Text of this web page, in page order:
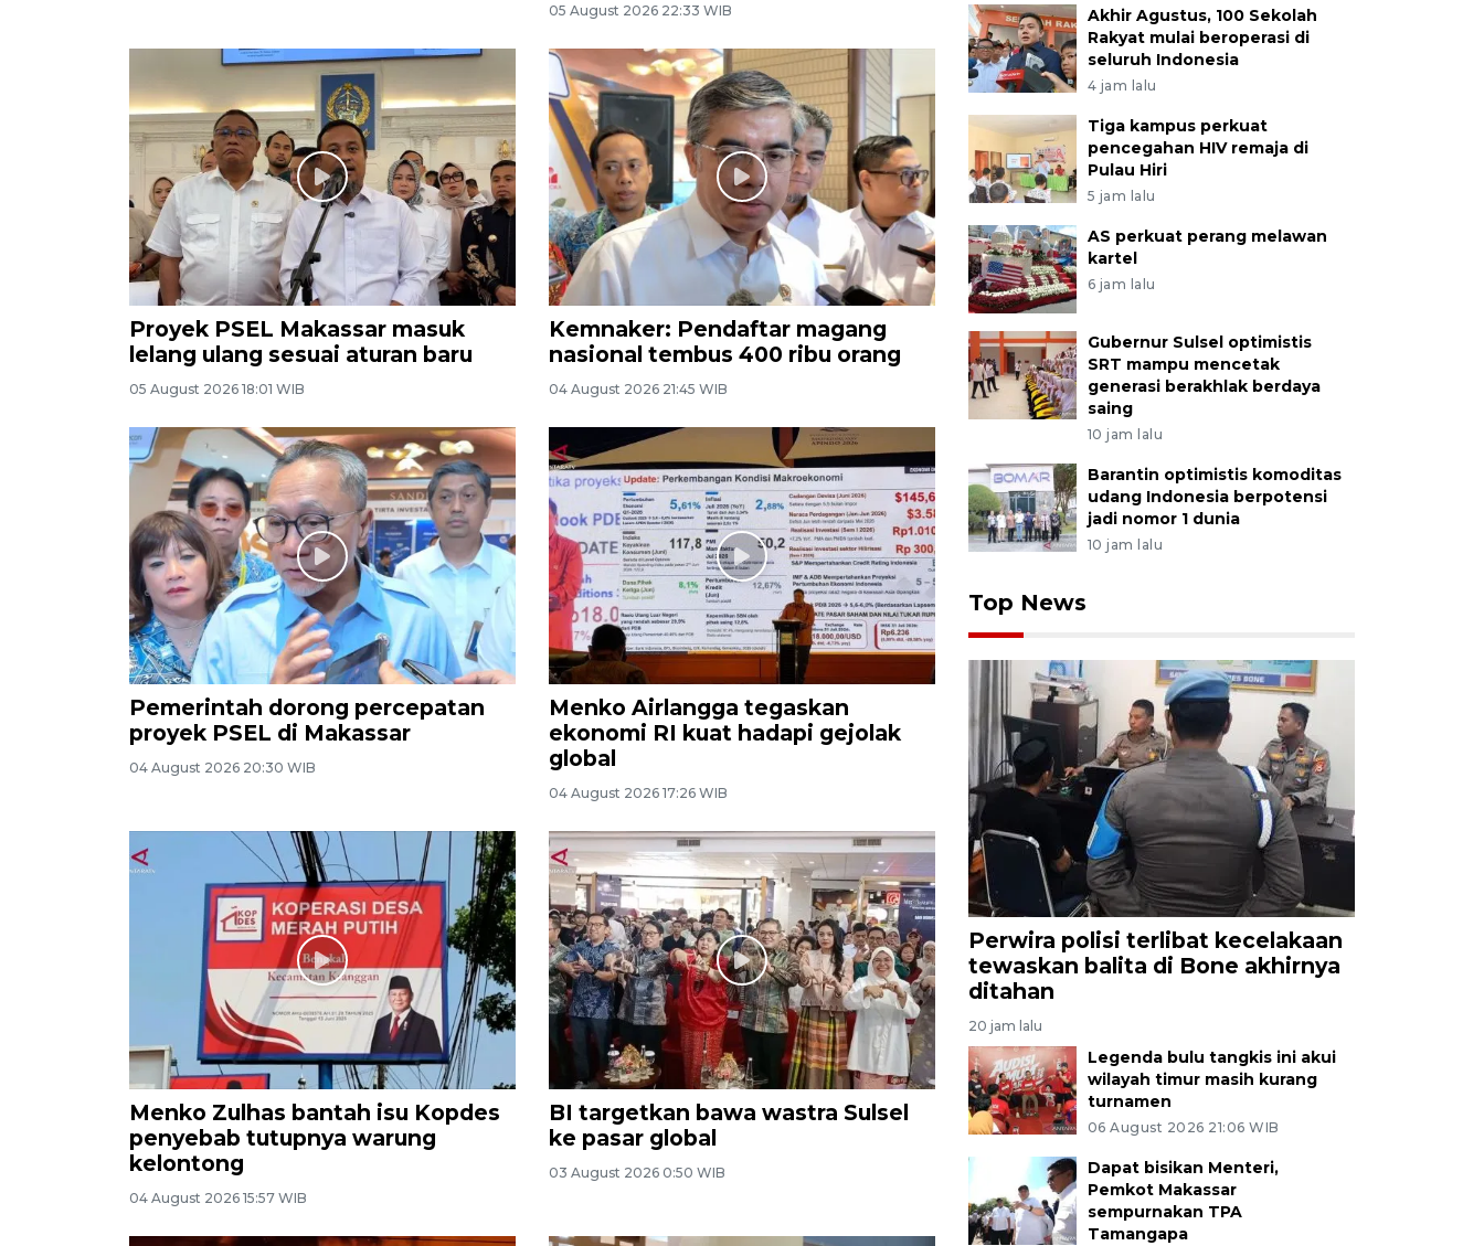
05 August 2026 22:33 WIB
Proyek PSEL Makassar masuk
lelang ulang sesuai aturan baru
05 August 2026 18:01 WIB
Kemnaker: Pendaftar magang
nasional tembus 400 ribu orang
04 August 2026 21:45 WIB
Pemerintah dorong percepatan
proyek PSEL di Makassar
04 August 2026 20:30 WIB
Menko Airlangga tegaskan
ekonomi RI kuat hadapi gejolak
global
04 August 2026 17:26 WIB
Menko Zulhas bantah isu Kopdes
penyebab tutupnya warung
kelontong
04 August 2026 15:57 WIB
BI targetkan bawa wastra Sulsel
ke pasar global
03 August 2026 0:50 WIB
Akhir Agustus, 100 Sekolah
Rakyat mulai beroperasi di
seluruh Indonesia
4 jam lalu
Tiga kampus perkuat
pencegahan HIV remaja di
Pulau Hiri
5 jam lalu
AS perkuat perang melawan
kartel
6 jam lalu
Gubernur Sulsel optimistis
SRT mampu mencetak
generasi berakhlak berdaya
saing
10 jam lalu
Barantin optimistis komoditas
udang Indonesia berpotensi
jadi nomor 1 dunia
10 jam lalu
Top News
Perwira polisi terlibat kecelakaan
tewaskan balita di Bone akhirnya
ditahan
20 jam lalu
Legenda bulu tangkis ini akui
wilayah timur masih kurang
turnamen
06 August 2026 21:06 WIB
Dapat bisikan Menteri,
Pemkot Makassar
sempurnakan TPA
Tamangapa